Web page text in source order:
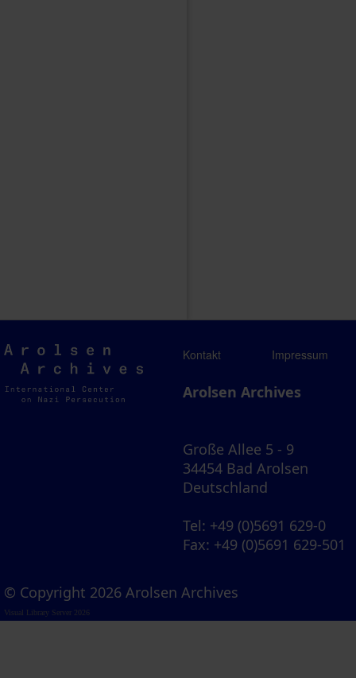
Arolsen
Archives
Kontakt Impressum
Arolsen Archives
Große Allee 5 - 9
34454 Bad Arolsen
Deutschland
Tel: +49 (0)5691 629-0
Fax: +49 (0)5691 629-501
© Copyright 2026 Arolsen Archives
Visual Library Server 2026